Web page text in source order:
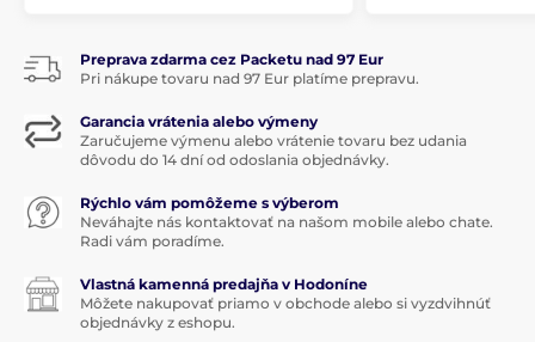
Preprava zdarma cez Packetu nad 97 Eur
Pri nákupe tovaru nad 97 Eur platíme prepravu.
Garancia vrátenia alebo výmeny
Zaručujeme výmenu alebo vrátenie tovaru bez udania
dôvodu do 14 dní od odoslania objednávky.
Rýchlo vám pomôžeme s výberom
Neváhajte nás kontaktovať na našom mobile alebo chate.
Radi vám poradíme.
Vlastná kamenná predajňa v Hodoníne
Môžete nakupovať priamo v obchode alebo si vyzdvihnúť
objednávky z eshopu.